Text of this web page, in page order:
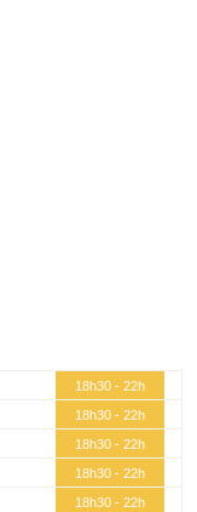
18h30 - 22h
18h30 - 22h
18h30 - 22h
18h30 - 22h
18h30 - 22h